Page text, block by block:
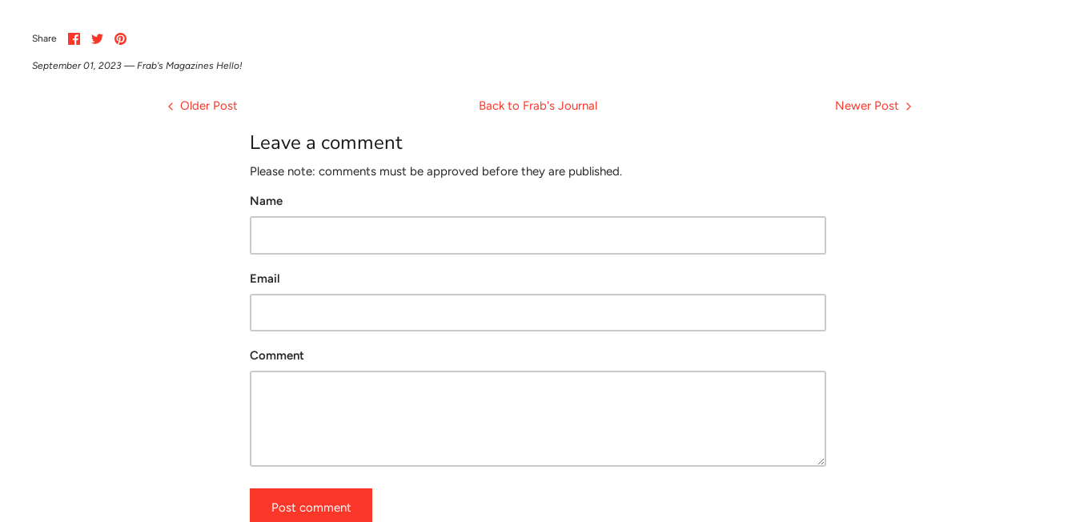
Share
Share
on
Facebook
Share
Twitter
Pin
September 01, 2023 —Frab's Magazines Hello!
Older Post Back to Frab's Journal Newer Post
Leave a comment
Please note: comments must be approved before they are published.
Name
Email
Comment
Post comment